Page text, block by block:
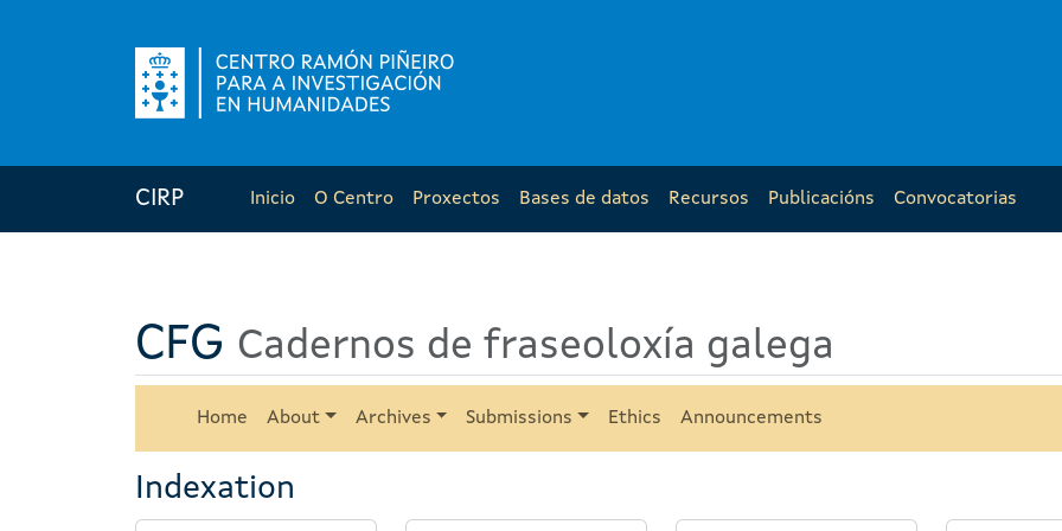
CIRP Inicio O Centro Proxectos Bases de datos Recursos Publicacións Convocatorias
CFG Cadernos de fraseoloxía galega
Home About Archives Submissions Ethics Announcements
Indexation